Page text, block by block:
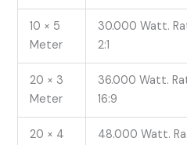
10 × 5
Meter
30.000 Watt.
2:1
20 × 3
Meter
36.000 Watt.
16:9
20 × 4
48.000 Watt.